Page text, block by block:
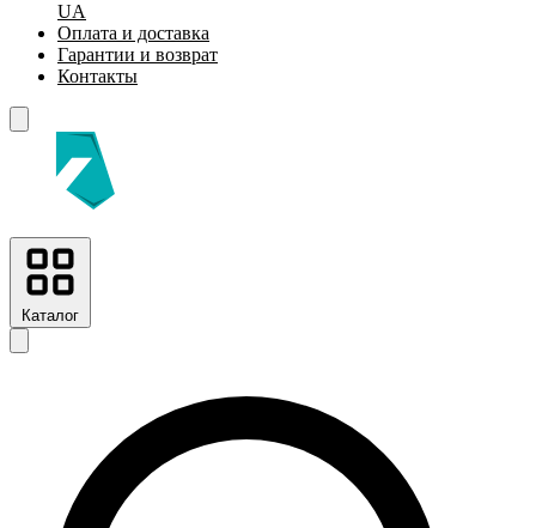
UA
Оплата и доставка
Гарантии и возврат
Контакты
Каталог